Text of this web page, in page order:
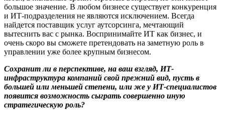
большое значение. В любом бизнесе существует конкуренция
и ИТ-подразделения не являются исключением. Всегда
найдется поставщик услуг аутсорсинга, мечтающий
вытеснить вас с рынка. Воспринимайте ИТ как бизнес, и
очень скоро вы сможете претендовать на заметную роль в
управлении уже более крупным бизнесом.
Сохранит ли в перспективе, на ваш взгляд, ИТ-
инфраструктура компаний свой прежний вид, пусть в
большей или меньшей степени, или же у ИТ-специалистов
появится возможность сыграть совершенно иную
стратегическую роль?